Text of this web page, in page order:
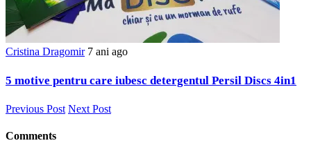
Cristina Dragomir 7 ani ago
5 motive pentru care iubesc detergentul Persil Discs 4in1
Previous Post Next Post
Comments